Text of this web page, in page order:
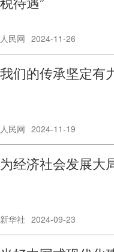
人民网 2024-11-26
我们的传承坚定有
人民网 2024-11-19
为经济社会发展大
新华社 2024-09-23